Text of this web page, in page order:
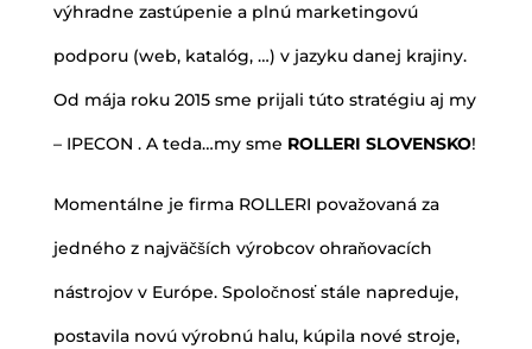
výhradne zastúpenie a plnú marketingovú
podporu (web, katalóg, …) v jazyku danej krajiny.
Od mája roku 2015 sme prijali túto stratégiu aj my
– IPECON . A teda…my sme ROLLERI SLOVENSKO!
Momentálne je firma ROLLERI považovaná za
jedného z najväčších výrobcov ohraňovacích
nástrojov v Európe. Spoločnosť stále napreduje,
postavila novú výrobnú halu, kúpila nové stroje,